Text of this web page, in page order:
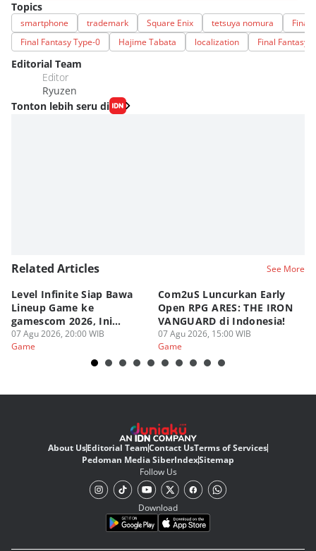
Topics
smartphone trademark Square Enix tetsuya nomura
Final
Final Fantasy Type-0
Hajime Tabata localization Final Fantasy
Editorial Team
Editor
Ryuzen
Tonton lebih seru di
Related Articles See More
Level Infinite Siap Bawa
Lineup Game ke
gamescom 2026, Ini
Judulnya!
07 Agu 2026, 20:00 WIB
Game
Com2uS Luncurkan Early
Open RPG ARES: THE IRON
VANGUARD di Indonesia!
07 Agu 2026, 15:00 WIB
Game
About UsEditorial TeamContact UsTerms of Services
Pedoman Media SiberIndexSitemap
Follow Us
Download